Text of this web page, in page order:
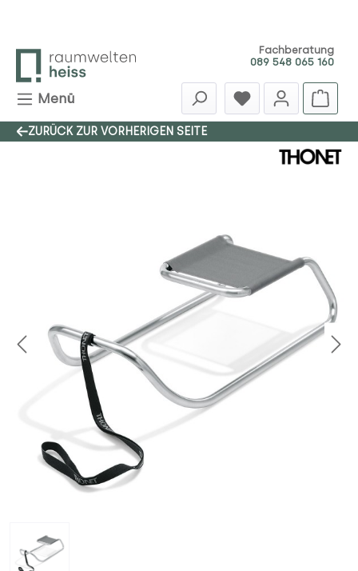
Fachberatung
089 548 065 160
Menü
ZURÜCK ZUR VORHERIGEN SEITE